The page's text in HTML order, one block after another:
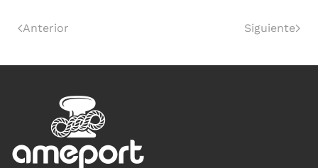
Anterior Siguiente